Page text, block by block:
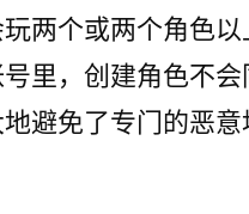
两个或两个角色以
里，创建角色不会
避免了专门的恶意